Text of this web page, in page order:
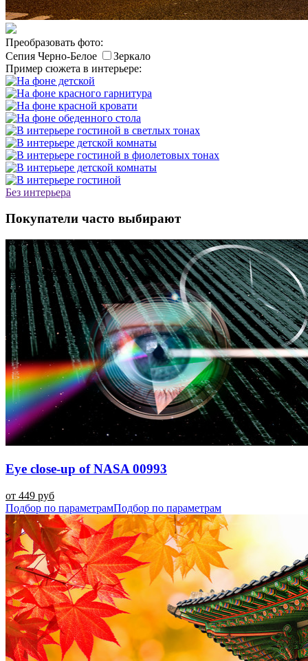
Преобразовать фото:
Сепия Черно-Белое
Зеркало
Пример сюжета в интерьере:
Без интерьера
Покупатели часто выбирают
Eye close-up of NASA 00993
от 449 руб
Подбор по параметрамПодбор по параметрам